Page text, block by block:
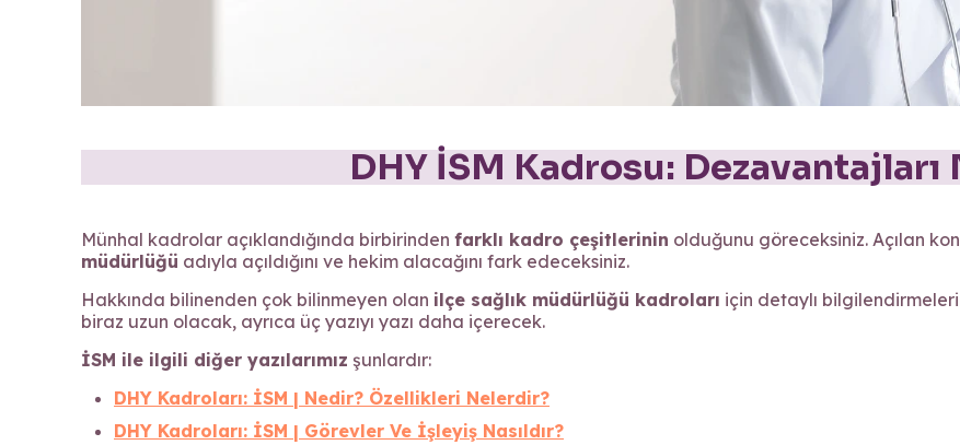
DHY İSM Kadrosu:
Münhal kadrolar açıklandığında birbirinden farklı kadro çeşitlerinin olduğunu göreceksiniz. Açılan
müdürlüğü adıyla açıldığını ve hekim alacağını fark edeceksiniz.
Hakkında bilinenden çok bilinmeyen olan ilçe sağlık müdürlüğü kadroları için detaylı bilgilendirmeleri
biraz uzun olacak, ayrıca üç yazıyı yazı daha içerecek.
İSM ile ilgili diğer yazılarımız şunlardır:
DHY Kadroları: İSM | Nedir? Özellikleri Nelerdir?
DHY Kadroları: İSM | Görevler Ve İşleyiş Nasıldır?